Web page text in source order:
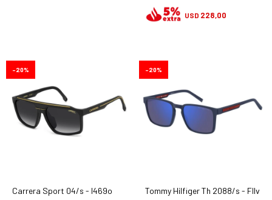
USD 228,00
Carrera Sport 04/s - I469o
20
Tommy Hilfiger Th 2088/s - Fllvi
20